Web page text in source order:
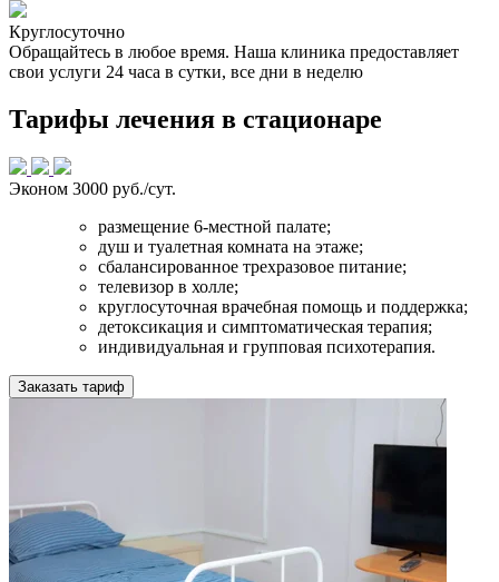
Круглосуточно
Обращайтесь в любое время. Наша клиника предоставляет
свои услуги 24 часа в сутки, все дни в неделю
Тарифы лечения в стационаре
Эконом 3000 руб./сут.
размещение 6-местной палате;
душ и туалетная комната на этаже;
сбалансированное трехразовое питание;
телевизор в холле;
круглосуточная врачебная помощь и поддержка;
детоксикация и симптоматическая терапия;
индивидуальная и групповая психотерапия.
Заказать тариф